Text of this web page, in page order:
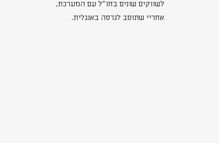
לשווקים שונים בחו"ל עם המערכת,
אחריי שתוסב לגרסה באנגלית.